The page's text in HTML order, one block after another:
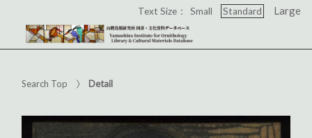
Text Size： Small Standard Large
Search Top Detail